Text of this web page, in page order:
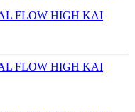
FLOW HIGH ΚΑΙ
FLOW HIGH ΚΑΙ